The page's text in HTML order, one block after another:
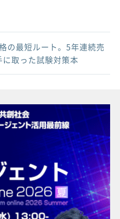
の最短ルート。5年連続売
取った試験対策本